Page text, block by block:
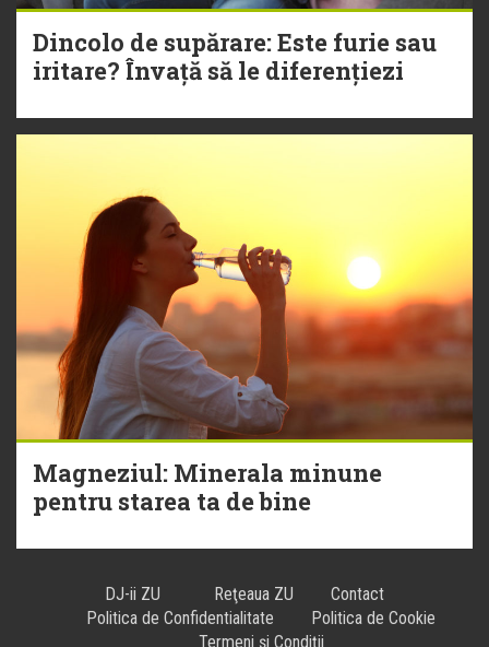
Dincolo de supărare: Este furie sau
iritare? Învață să le diferențiezi
Magneziul: Minerala minune
pentru starea ta de bine
DJ-ii ZU Reţeaua ZU
Contact
Politica de Confidentialitate
Politica de Cookie
Termeni și Condiții